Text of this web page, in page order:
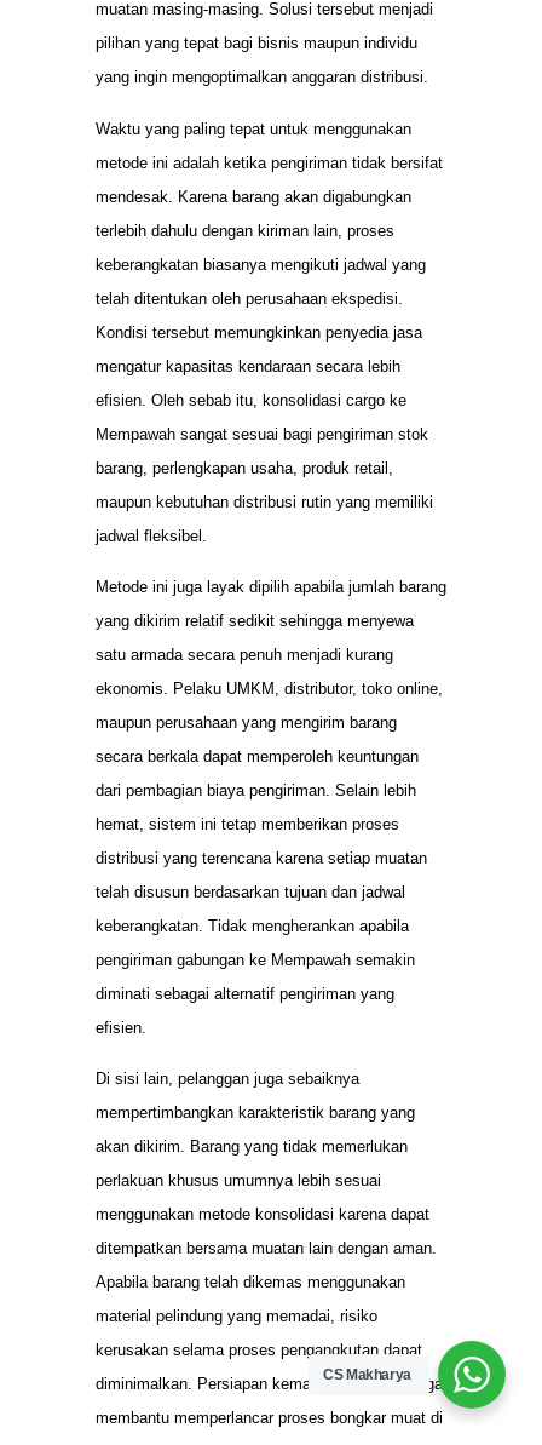
muatan masing-masing. Solusi tersebut menjadi
pilihan yang tepat bagi bisnis maupun individu
yang ingin mengoptimalkan anggaran distribusi.
Waktu yang paling tepat untuk menggunakan
metode ini adalah ketika pengiriman tidak bersifat
mendesak. Karena barang akan digabungkan
terlebih dahulu dengan kiriman lain, proses
keberangkatan biasanya mengikuti jadwal yang
telah ditentukan oleh perusahaan ekspedisi.
Kondisi tersebut memungkinkan penyedia jasa
mengatur kapasitas kendaraan secara lebih
efisien. Oleh sebab itu, konsolidasi cargo ke
Mempawah sangat sesuai bagi pengiriman stok
barang, perlengkapan usaha, produk retail,
maupun kebutuhan distribusi rutin yang memiliki
jadwal fleksibel.
Metode ini juga layak dipilih apabila jumlah barang
yang dikirim relatif sedikit sehingga menyewa
satu armada secara penuh menjadi kurang
ekonomis. Pelaku UMKM, distributor, toko online,
maupun perusahaan yang mengirim barang
secara berkala dapat memperoleh keuntungan
dari pembagian biaya pengiriman. Selain lebih
hemat, sistem ini tetap memberikan proses
distribusi yang terencana karena setiap muatan
telah disusun berdasarkan tujuan dan jadwal
keberangkatan. Tidak mengherankan apabila
pengiriman gabungan ke Mempawah semakin
diminati sebagai alternatif pengiriman yang
efisien.
Di sisi lain, pelanggan juga sebaiknya
mempertimbangkan karakteristik barang yang
akan dikirim. Barang yang tidak memerlukan
perlakuan khusus umumnya lebih sesuai
menggunakan metode konsolidasi karena dapat
ditempatkan bersama muatan lain dengan aman.
Apabila barang telah dikemas menggunakan
material pelindung yang memadai, risiko
kerusakan selama proses pengangkutan dapat
diminimalkan. Persiapan kemasan yang baik juga
membantu memperlancar proses bongkar muat di
CS Makharya